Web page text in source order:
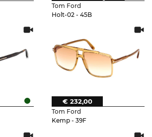
Tom Ford
Holt-02 - 45B
Tom Ford
Kemp - 39F
€ 232,00